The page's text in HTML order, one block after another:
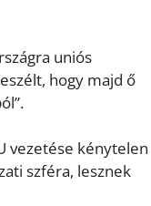
uniós
hogy majd ő
vezetése kénytelen
szféra, lesznek